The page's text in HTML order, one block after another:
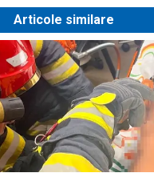
Articole similare